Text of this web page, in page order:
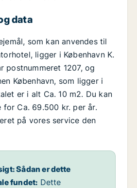
data
som kan anvendes til
ligger i København K.
postnummeret 1207, og
København, som ligger i
er i alt Ca. 10 m2. Du kan
for Ca. 69.500 kr. per år.
på vores service den
Sådan er dette
fundet: Dette